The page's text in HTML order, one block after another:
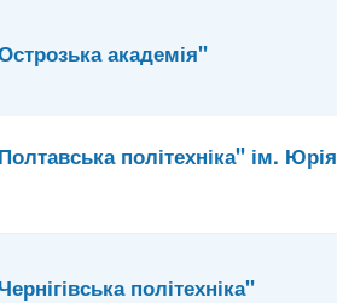
академія"
політехніка" ім. Юрія
політехніка"